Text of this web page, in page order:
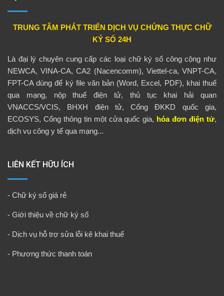
TRUNG TÂM PHÁT TRIỂN DỊCH VỤ CHỨNG THỰC CHỮ
KÝ SỐ 24H
Là đại lý chuyên cung cấp các loại chữ ký số công cộng như
NEWCA, VINA-CA, CA2 (Nacencomm), Viettel-ca, VNPT-CA,
FPT-CA dùng để ký file văn bản (Word, Excel, PDF), khai thuế
qua mạng, nộp thuế điện tử, thủ tục khai hải quan
VNACCS/VCIS, BHXH điện tử, Cổng ĐKKD quốc gia,
ECOSYS, Cổng thông tin một cửa quốc gia, hóa đơn điện tử,
dịch vụ công y tế qua mạng...
LIÊN KẾT HỮU ÍCH
- Chữ ký số giá rẻ
- Giới thiệu về chữ ký số
- Dịch vụ hỗ trợ sửa lỗi kê khai thuế
- Phương thức thanh toán